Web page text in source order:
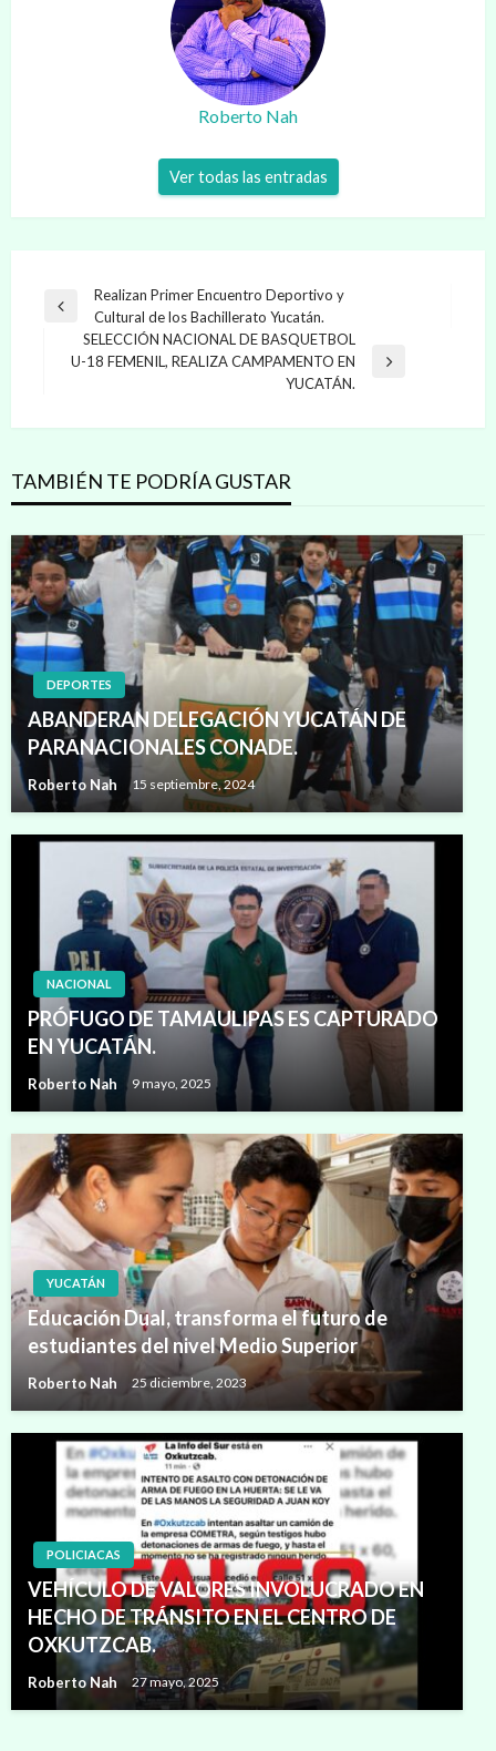
Roberto Nah
Ver todas las entradas
Navegación
entradas
Entrada
anterior
Realizan Primer Encuentro Deportivo y
Cultural de los Bachillerato Yucatán.
Entrada
SELECCIÓN NACIONAL DE BASQUETBOL
U-18 FEMENIL, REALIZA CAMPAMENTO EN
YUCATÁN.
TAMBIÉN TE PODRÍA GUSTAR
DEPORTES
ABANDERAN DELEGACIÓN YUCATÁN DE
PARANACIONALES CONADE.
Roberto Nah 15 septiembre, 2024
NACIONAL
PRÓFUGO DE TAMAULIPAS ES CAPTURADO
EN YUCATÁN.
Roberto Nah 9 mayo, 2025
YUCATÁN
Educación Dual, transforma el futuro de
estudiantes del nivel Medio Superior
Roberto Nah 25 diciembre, 2023
POLICIACAS
VEHÍCULO DE VALORES INVOLUCRADO EN
HECHO DE TRÁNSITO EN EL CENTRO DE
OXKUTZCAB.
Roberto Nah 27 mayo, 2025